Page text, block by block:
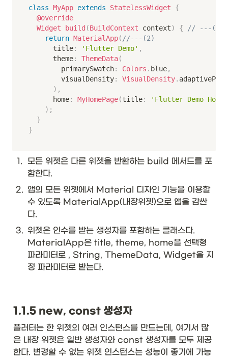
class MyApp extends StatelessWidget
{
@override
Widget
build (BuildContext context) {
// ---(1)
return MaterialApp( //---(2)
      title
: 'Flutter Demo' ,
      theme
: ThemeData(
        primarySwatch
: Colors . blue,
        visualDensity
: VisualDensity.
) ,
      home
: MyHomePage(title:
'Flutter Demo Home
) ;
}
}
1. 모든 위젯은 다른 위젯을 반환하는 build 메서드를 포
함한다.
2. 앱의 모든 위젯에서 Material 디자인 기능을 이용할
수 있도록 MaterialApp(내장위젯)으로 앱을 감싼
다.
3. 위젯은 인수를 받는 생성자를 포함하는 클래스다.
MaterialApp은 title, theme, home을 선택형
파라미터로 , String, ThemeData, Widget을 지
정 파라미터로 받는다.
1.1.5 new, const 생성자
플러터는 한 위젯의 여러 인스턴스를 만드는데, 여기서 많
은 내장 위젯은 일반 생성자와 const 생성자를 모두 제공
한다. 변경할 수 없는 위젯 인스턴스는 성능이 좋기에 가능